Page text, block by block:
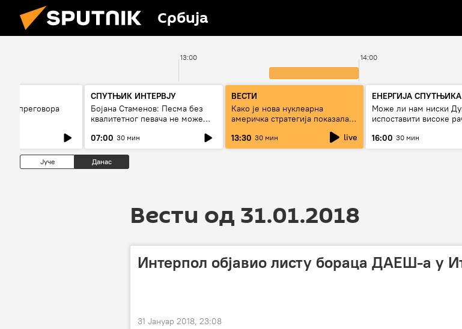
Србија
13:00 14:00
преговора
СПУТЊИК ИНТЕРВЈУ
Бојана Стаменов: Песма без
квалитетног певача не може
07:00 30 мин
ВЕСТИ
Како је нова нуклеарна
америчка стратегија показала
13:30 30 мин live
ЕНЕРГИЈА СПУТЊИКА
Може ли нам ниски
испоставити високе
16:00 30 мин
Јуче Данас
Вести од 31.01.2018
Интерпол објавио листу бораца ДАЕШ-а у
31 Јануар 2018, 23:08